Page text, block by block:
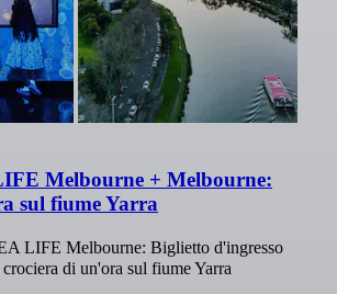
Melbourne + Melbourne:
sul fiume Yarra
LIFE Melbourne: Biglietto d'ingresso
di un'ora sul fiume Yarra